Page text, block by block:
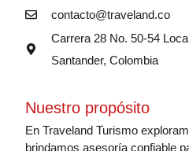
contacto@traveland.co
Carrera 28 No. 50-54
Santander, Colombia
Nuestro propósito
En Traveland Turismo
brindamos asesoría confiable